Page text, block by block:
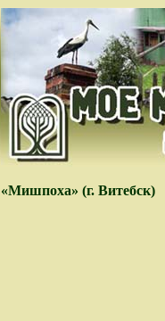
«Мишпоха» (г. Витебск)